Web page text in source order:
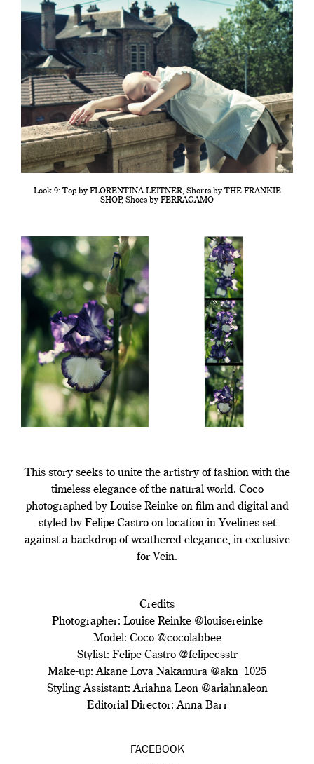
Look 9: Top by FLORENTINA LEITNER, Shorts by THE FRANKIE
SHOP, Shoes by FERRAGAMO
This story seeks to unite the artistry of fashion with the
timeless elegance of the natural world. Coco
photographed by Louise Reinke on film and digital and
styled by Felipe Castro on location in Yvelines set
against a backdrop of weathered elegance, in exclusive
for Vein.
Credits
Photographer: Louise Reinke @louisereinke
Model: Coco @cocolabbee
Stylist: Felipe Castro @felipecsstr
Make-up: Akane Lova Nakamura @akn_1025
Styling Assistant: Ariahna Leon @ariahnaleon
Editorial Director: Anna Barr
FACEBOOK